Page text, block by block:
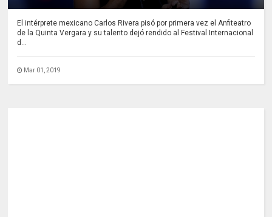
El intérprete mexicano Carlos Rivera pisó por primera vez el Anfiteatro
de la Quinta Vergara y su talento dejó rendido al Festival Internacional
d...
Mar 01, 2019